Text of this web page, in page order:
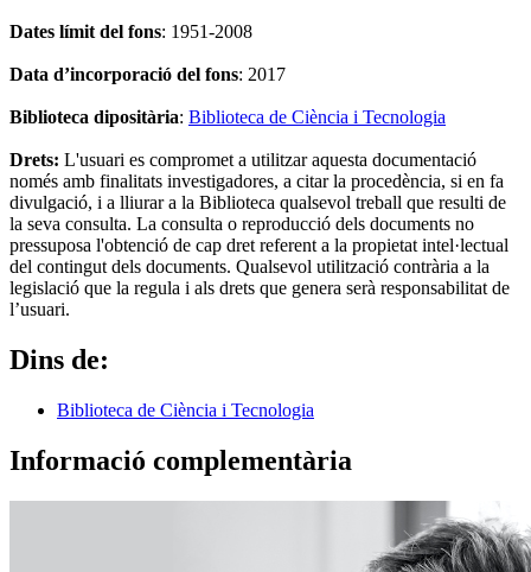
Dates límit del fons: 1951-2008
Data d’incorporació del fons: 2017
Biblioteca dipositària: Biblioteca de Ciència i Tecnologia
Drets: L'usuari es compromet a utilitzar aquesta documentació
només amb finalitats investigadores, a citar la procedència, si en fa
divulgació, i a lliurar a la Biblioteca qualsevol treball que resulti de
la seva consulta. La consulta o reproducció dels documents no
pressuposa l'obtenció de cap dret referent a la propietat intel·lectual
del contingut dels documents. Qualsevol utilització contrària a la
legislació que la regula i als drets que genera serà responsabilitat de
l’usuari.
Dins de:
Biblioteca de Ciència i Tecnologia
Informació complementària